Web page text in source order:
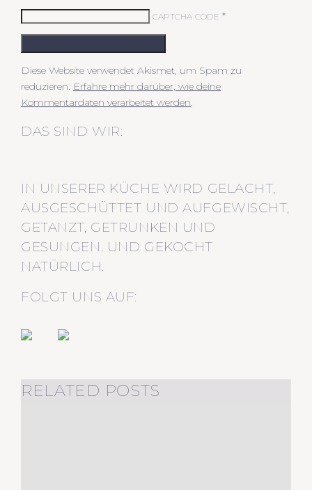
CAPTCHA CODE *
Diese Website verwendet Akismet, um Spam zu
reduzieren. Erfahre mehr darüber, wie deine
Kommentardaten verarbeitet werden.
DAS SIND WIR:
IN UNSERER KÜCHE WIRD GELACHT,
AUSGESCHÜTTET UND AUFGEWISCHT,
GETANZT, GETRUNKEN UND
GESUNGEN. UND GEKOCHT
NATÜRLICH.
FOLGT UNS AUF:
RELATED POSTS